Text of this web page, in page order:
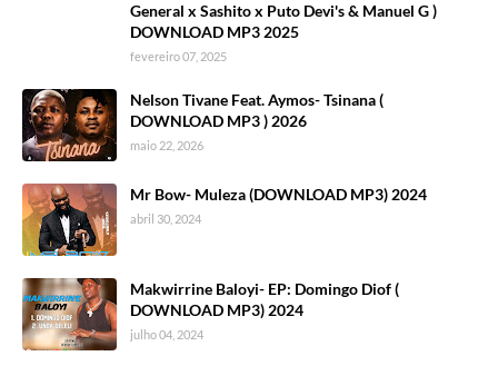
General x Sashito x Puto Devi's & Manuel G )
DOWNLOAD MP3 2025
fevereiro 07, 2025
Nelson Tivane Feat. Aymos- Tsinana (
DOWNLOAD MP3 ) 2026
maio 22, 2026
Mr Bow- Muleza (DOWNLOAD MP3) 2024
abril 30, 2024
Makwirrine Baloyi- EP: Domingo Diof (
DOWNLOAD MP3) 2024
julho 04, 2024